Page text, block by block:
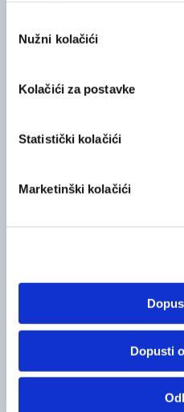
pristanka
Nužni kolačići
Kolačići za postavke
Statistički kolačići
Marketinški kolačići
Dopusti
OKTALEDUKA